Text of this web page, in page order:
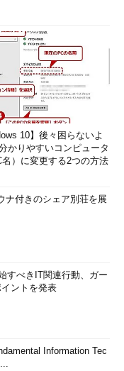
10】後々困らないよ
かりやすいコンピュータ
）に変更する2つの方法
ナ付きのシェア別荘を展
すべきIT関連行動、ガー
ントを発表
Information Tec